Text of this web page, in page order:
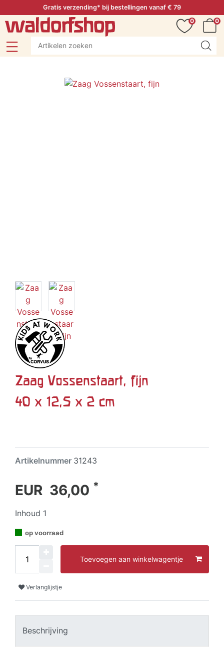
Gratis verzending* bij bestellingen vanaf € 79
0
0
Zaag Vossenstaart, fijn
40 x 12,5 x 2 cm
Artikelnummer 31243
EUR 36,00 *
Inhoud 1
op voorraad
Toevoegen aan winkelwagentje
Verlanglijstje
Beschrijving